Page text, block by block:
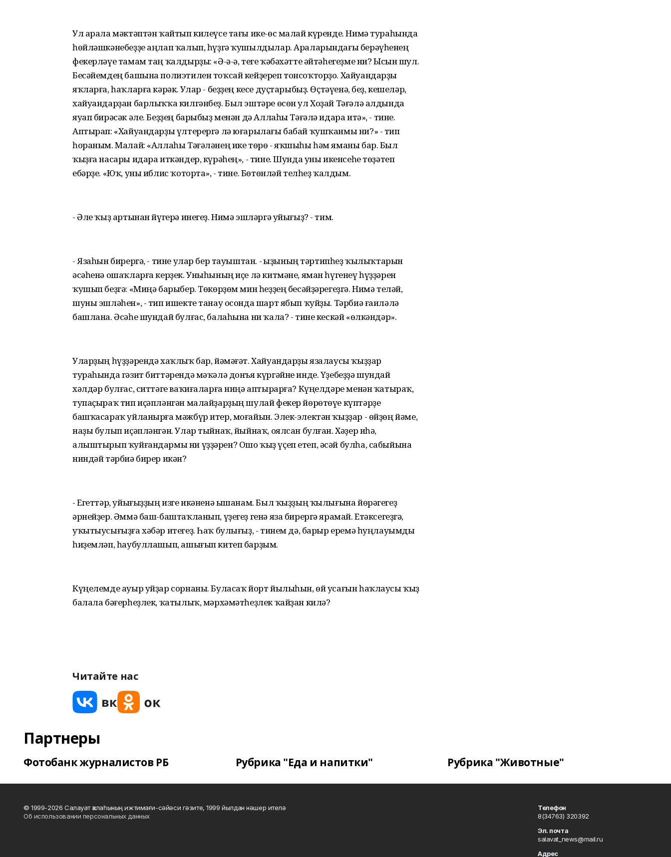
Ул арала мәктәптән ҡайтып килеүсе тағы ике-өс малай күренде. Нимә тураһында
һөйләшкәнебеҙҙе аңлап ҡалып, һүҙгә ҡушылдылар. Араларындағы берәүһенең
фекерләүе тамам таң ҡалдырҙы: «Ә-ә-ә, теге ҡәбәхәтте әйтәһегеҙме ни? Ысын шул.
Бесәйемдең башына полиэтилен тоҡсай кейҙереп тонсоҡторҙо. Хайуандарҙы
яҡларға, һаҡларға кәрәк. Улар - беҙҙең кесе дуҫтарыбыҙ. Өҫтәүенә, беҙ, кешеләр,
хайуандарҙан барлыҡҡа килгәнбеҙ. Был эштәре өсөн ул Хоҙай Тәғәлә алдында
яуап бирәсәк әле. Беҙҙең барыбыҙ менән дә Аллаһы Тәғәлә идара итә», - тине.
Аптырап: «Хайуандарҙы үлтерергә лә юғарылағы бабай ҡушҡанмы ни?» - тип
һораным. Малай: «Аллаһы Тәғәләнең ике төрө - яҡшыһы һәм яманы бар. Был
ҡыҙға насары идара иткәндер, күрәһең», - тине. Шунда уны икенсеһе төҙәтеп
ебәрҙе. «Юҡ, уны иблис ҡоторта», - тине. Бөтөнләй телһеҙ ҡалдым.
- Әле ҡыҙ артынан йүгерә инегеҙ. Нимә эшләргә уйығыҙ? - тим.
- Язаһын бирергә, - тине улар бер тауыштан. - Ҡыҙының тәртипһеҙ ҡылыҡтарын
әсәһенә ошаҡларға керҙек. Уныһының иҫе лә китмәне, яман һүгенеү һүҙҙәрен
ҡушып беҙгә: «Миңә барыбер. Төкөрҙөм мин һеҙҙең бесәйҙәрегеҙгә. Нимә теләй,
шуны эшләһен», - тип ишекте танау осонда шарт ябып ҡуйҙы. Тәрбиә ғаиләлә
башлана. Әсәһе шундай булғас, балаһына ни ҡала? - тине кескәй «өлкәндәр».
Уларҙың һүҙҙәрендә хаҡлыҡ бар, йәмәғәт. Хайуандарҙы язалаусы ҡыҙҙар
тураһында гәзит биттәрендә мәҡәлә донъя күргәйне инде. Үҙебеҙҙә шундай
хәлдәр булғас, ситтәге ваҡиғаларға ниңә аптырарға? Күңелдәре менән ҡатыраҡ,
тупаҫыраҡ тип иҫәпләнгән малайҙарҙың шулай фекер йөрөтөүе күптәрҙе
башҡасараҡ уйланырға мәжбүр итер, моғайын. Элек-электән ҡыҙҙар - өйҙөң йәме,
наҙы булып иҫәпләнгән. Улар тыйнаҡ, йыйнаҡ, оялсан булған. Хәҙер иһә,
алыштырып ҡуйғандармы ни үҙҙәрен? Ошо ҡыҙ үҫеп етеп, әсәй булһа, сабыйына
ниндәй тәрбиә бирер икән?
- Егеттәр, уйығыҙҙың изге икәненә ышанам. Был ҡыҙҙың ҡылығына йөрәгегеҙ
әрнейҙер. Әммә баш-баштаҡланып, үҙегеҙ генә яза бирергә ярамай. Етәксегеҙгә,
уҡытыусығыҙға хәбәр итегеҙ. Һаҡ булығыҙ, - тинем дә, барыр еремә һуңлауымды
һиҙемләп, һаубуллашып, ашығып китеп барҙым.
Күңелемде ауыр уйҙар сорнаны. Буласаҡ йорт йылыһын, өй усағын һаҡлаусы ҡыҙ
балала бәғерһеҙлек, ҡатылыҡ, мәрхәмәтһеҙлек ҡайҙан килә?
Читайте нас
Партнеры
Фотобанк журналистов РБ Рубрика "Еда и напитки" Рубрика "Животные"
© 1999-2026 Салауат ҡалаһының ижтимағи-сәйәси гәзите, 1999 йылдан нәшер ителә
Об использовании персональных данных
Телефон
8(34763) 320392
Эл. почта
salavat_news@mail.ru
Адрес